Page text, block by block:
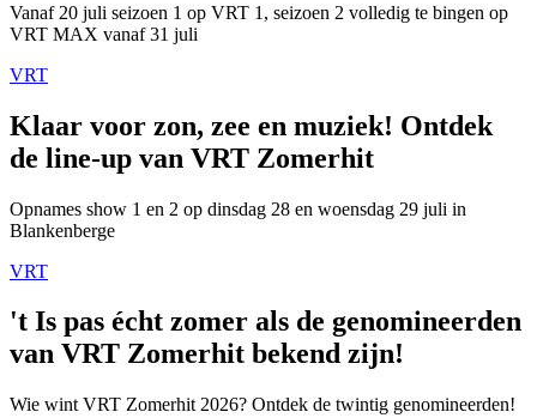
Vanaf 20 juli seizoen 1 op VRT 1, seizoen 2 volledig te bingen op
VRT MAX vanaf 31 juli
VRT
Klaar voor zon, zee en muziek! Ontdek
de line-up van VRT Zomerhit
Opnames show 1 en 2 op dinsdag 28 en woensdag 29 juli in
Blankenberge
VRT
't Is pas écht zomer als de genomineerden
van VRT Zomerhit bekend zijn!
Wie wint VRT Zomerhit 2026? Ontdek de twintig genomineerden!